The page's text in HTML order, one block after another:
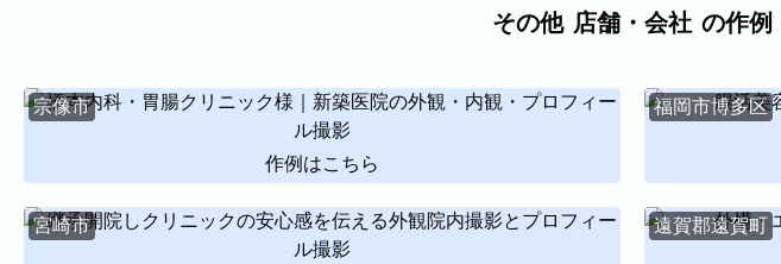
下記より、よく伺う出張エリアをご覧いただけます。
そのほかの対応エリアについては、出張エリア一覧よりご確認いただけます。
新宮町 古賀市
北九州市戸畑区
北九州市八幡東区 北九州市小倉北区 北九州市小倉南区 朝
その他 店舗・会社 の作例
宗像市
作例はこちら
福岡市博多区
宮崎市
遠賀郡遠賀町